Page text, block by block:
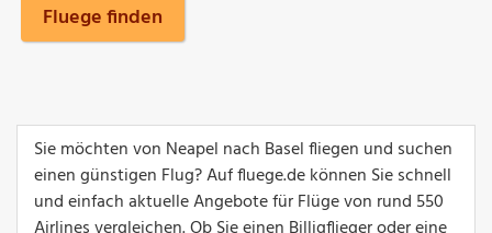
Fluege finden
Sie möchten von Neapel nach Basel fliegen und suchen
einen günstigen Flug? Auf fluege.de können Sie schnell
und einfach aktuelle Angebote für Flüge von rund 550